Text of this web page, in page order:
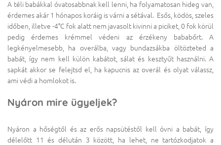
A téli babákkal óvatosabbnak kell lenni, ha folyamatosan hideg van,
érdemes akár 1 hónapos koráig is várni a sétával. Esős, ködös, szeles
időben, illetve -4°C fok alatt nem javasolt kivinni a piciket, 0 fok körül
pedig érdemes krémmel védeni az érzékeny bababőrt. A
legkényelmesebb, ha overálba, vagy bundazsákba öltözteted a
babát, így nem kell külön kabátot, sálat és kesztyűt használni. A
sapkát akkor se felejtsd el, ha kapucnis az overál és olyat válassz,
ami védi a homlokot is.
Nyáron mire ügyeljek?
Nyáron a hőségtől és az erős napsütéstől kell óvni a babát, így
délelőtt 11 és délután 3 között, ha lehet, ne tartózkodjatok a